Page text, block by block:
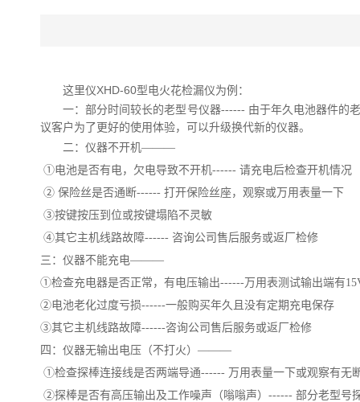
这里仪XHD-60型电火花检漏仪为例：
一：部分时间较长的老型号仪器------ 由于年久电池器件的
议客户为了更好的使用体验，可以升级换代新的仪器。
二：仪器不开机———
①电池是否有电，欠电导致不开机------ 请充电后检查开机情况
② 保险丝是否通断------ 打开保险丝座，观察或万用表量一下
③按键按压到位或按键塌陷不灵敏
④其它主机线路故障------ 咨询公司售后服务或返厂检修
三：仪器不能充电———
①检查充电器是否正常，有电压输出------万用表测试输出端有
②电池老化过度亏损------一般购买年久且没有定期充电保存
③其它主机线路故障------咨询公司售后服务或返厂检修
四：仪器无输出电压（不打火）———
①检查探棒连接线是否两端导通------ 万用表量一下或观察有无
②探棒是否有高压输出及工作噪声（嗡嗡声） ------ 部分老型号